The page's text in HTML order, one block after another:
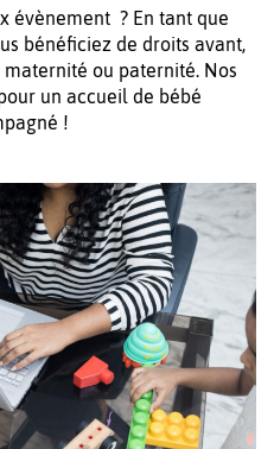
évènement ? En tant que
bénéficiez de droits avant,
ou paternité. Nos
un accueil de bébé
!